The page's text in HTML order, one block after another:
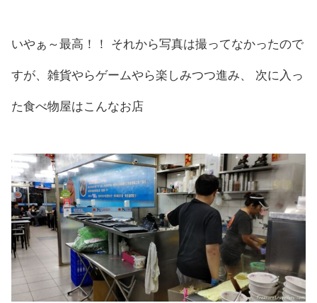
いやぁ～最高！！ それから写真は撮ってなかったので
すが、雑貨やらゲームやら楽しみつつ進み、 次に入っ
た食べ物屋はこんなお店